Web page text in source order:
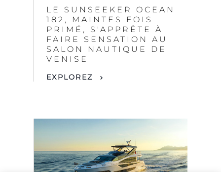
LE SUNSEEKER OCEAN
182, MAINTES FOIS
PRIMÉ, S'APPRÊTE À
FAIRE SENSATION AU
SALON NAUTIQUE DE
VENISE
EXPLOREZ